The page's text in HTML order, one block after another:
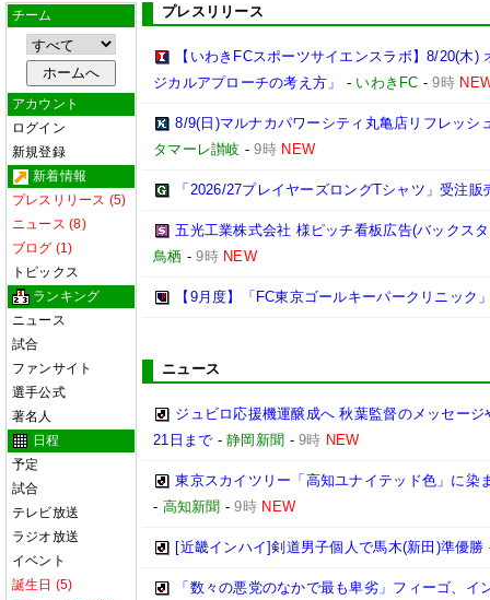
チーム
アカウント
ログイン
新規登録
新着情報
プレスリリース (5)
ニュース (8)
ブログ (1)
トピックス
ランキング
ニュース
試合
ファンサイト
選手公式
著名人
日程
予定
試合
テレビ放送
ラジオ放送
イベント
誕生日 (5)
プレスリリース
【いわきFCスポーツサイエンスラボ】8/20(木
ジカルアプローチの考え方」
- いわきFC -9時
8/9(日)マルナカパワーシティ丸亀店リフレッシ
タマーレ讃岐 -9時 NEW
「2026/27プレイヤーズロングTシャツ」受注
五光工業株式会社 様ピッチ看板広告(バックス
鳥栖 -9時 NEW
【9月度】「FC東京ゴールキーパークリニック
ニュース
ジュビロ応援機運醸成へ 秋葉監督のメッセー
21日まで -静岡新聞 -9時 NEW
東京スカイツリー「高知ユナイテッド色」に染
- 高知新聞 -9時 NEW
[近畿インハイ]剣道男子個人で馬木(新田)準優勝
「数々の悪党のなかで最も卑劣」フィーゴ、